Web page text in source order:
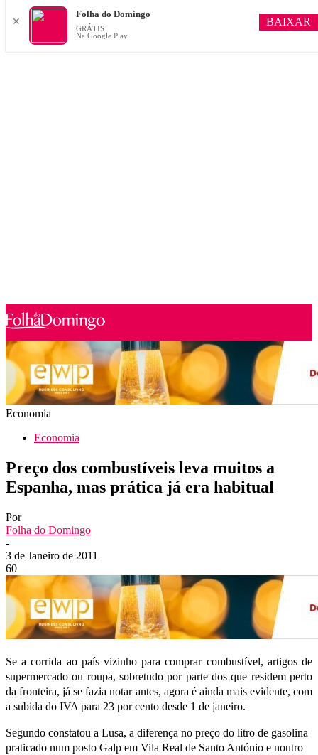
Economia
Economia
Preço dos combustíveis leva muitos a
Espanha, mas prática já era habitual
Por
Folha do Domingo
-
3 de Janeiro de 2011
60
Se a corrida ao país vizinho para comprar combustível, artigos de
supermercado ou roupa, sobretudo por parte dos que residem perto
da fronteira, já se fazia notar antes, agora é ainda mais evidente, com
a subida do IVA para 23 por cento desde 1 de janeiro.
Segundo constatou a Lusa, a diferença no preço do litro de gasolina
praticado num posto Galp em Vila Real de Santo António e noutro
✕
Folha do Domingo
GRÁTIS
Na Google Play
BAIXAR